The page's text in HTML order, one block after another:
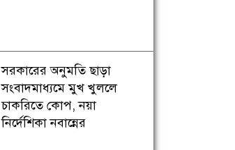
সরকারের অনুমতি ছাড়া
সংবাদমাধ্যমে মুখ খুললে
চাকরিতে কোপ, নয়া
নির্দেশিকা নবান্নের